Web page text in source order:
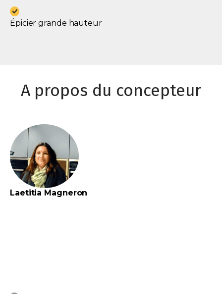
Épicier grande hauteur
A propos du concepteur
Laetitia Magneron